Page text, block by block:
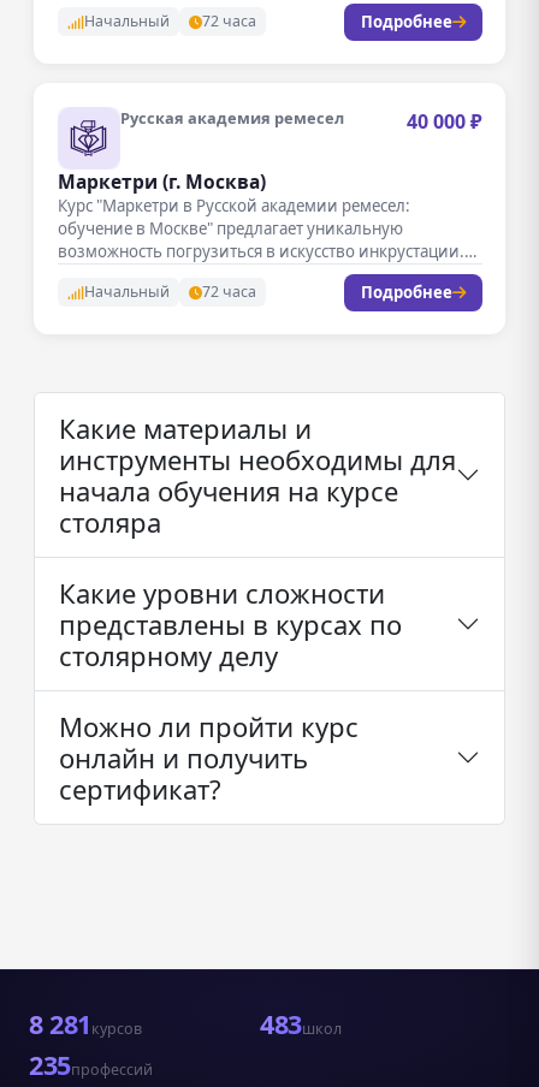
Начальный 72 часа Подробнее
Русская академия ремесел 40 000 ₽
Маркетри (г. Москва)
Курс "Маркетри в Русской академии ремесел:
обучение в Москве" предлагает уникальную
возможность погрузиться в искусство инкрустации.
Начальный 72 часа Подробнее
Какие материалы и
инструменты необходимы для
начала обучения на курсе
столяра
Какие уровни сложности
представлены в курсах по
столярному делу
Можно ли пройти курс
онлайн и получить
сертификат?
8 281 курсов 483школ
235профессий